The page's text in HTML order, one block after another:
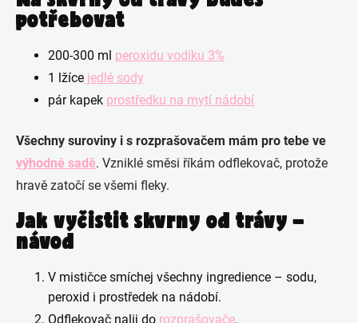
potřebovat
200-300 ml peroxidu vodíku 3%
1 lžíce jedlé sody
pár kapek prostředku na mytí nádobí
Všechny suroviny i s rozprašovačem mám pro tebe ve
výhodné sadě. Vzniklé směsi říkám odflekovač, protože
hravě zatočí se všemi fleky.
Jak vyčistit skvrny od trávy –
návod
V mističce smíchej všechny ingredience – sodu,
peroxid i prostředek na nádobí.
Odflekovač nalij do rozprašovače.